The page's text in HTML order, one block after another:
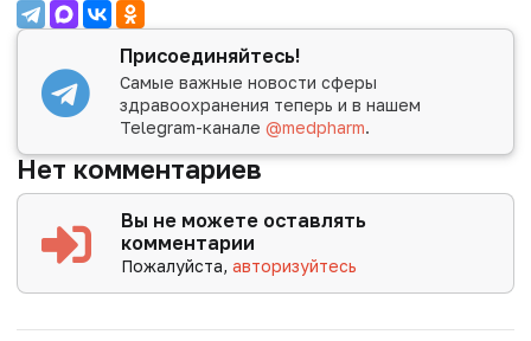
Присоединяйтесь!
Самые важные новости сферы
здравоохранения теперь и в нашем
Telegram-канале@medpharm.
Нет комментариев
Вы не можете оставлять
комментарии
Пожалуйста,авторизуйтесь